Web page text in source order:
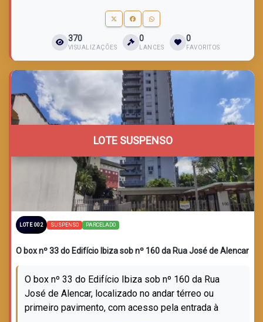
370
VISUALIZAÇÕES
0
LANCES
0
FAVORITOS
LOTE SUSPENSO
LOTE 002 SUSPENSO PARCELADO
O box nº 33 do Edifício Ibiza sob nº 160 da Rua José de Alencar
O box nº 33 do Edifício Ibiza sob nº 160 da Rua
José de Alencar, localizado no andar térreo ou
primeiro pavimento, com acesso pela entrada à